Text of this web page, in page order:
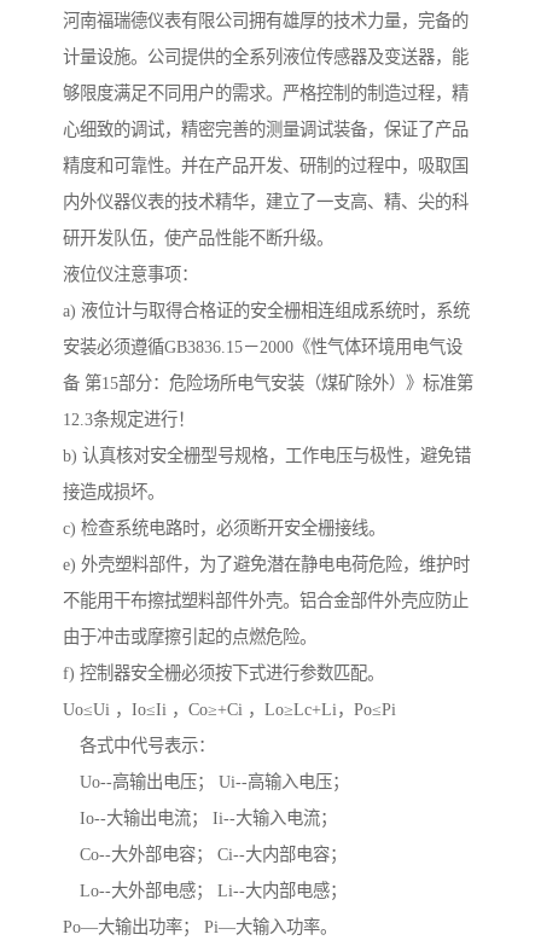
河南福瑞德仪表有限公司拥有雄厚的技术力量，完备的
计量设施。公司提供的全系列液位传感器及变送器，能
够限度满足不同用户的需求。严格控制的制造过程，精
心细致的调试，精密完善的测量调试装备，保证了产品
精度和可靠性。并在产品开发、研制的过程中，吸取国
内外仪器仪表的技术精华，建立了一支高、精、尖的科
研开发队伍，使产品性能不断升级。
液位仪注意事项：
a) 液位计与取得合格证的安全栅相连组成系统时，系统
安装必须遵循GB3836.15－2000《性气体环境用电气设
备 第15部分：危险场所电气安装（煤矿除外）》标准第
12.3条规定进行！
b) 认真核对安全栅型号规格，工作电压与极性，避免错
接造成损坏。
c) 检查系统电路时，必须断开安全栅接线。
e) 外壳塑料部件，为了避免潜在静电电荷危险，维护时
不能用干布擦拭塑料部件外壳。铝合金部件外壳应防止
由于冲击或摩擦引起的点燃危险。
f) 控制器安全栅必须按下式进行参数匹配。
Uo≤Ui ，Io≤Ii ，Co≥+Ci ，Lo≥Lc+Li，Po≤Pi
各式中代号表示：
Uo--高输出电压； Ui--高输入电压；
Io--大输出电流； Ii--大输入电流；
Co--大外部电容； Ci--大内部电容；
Lo--大外部电感； Li--大内部电感；
Po—大输出功率； Pi—大输入功率。